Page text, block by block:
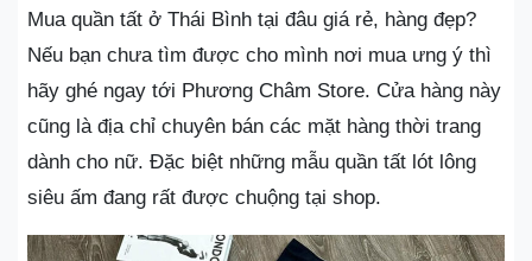
Mua quần tất ở Thái Bình tại đâu giá rẻ, hàng đẹp?
Nếu bạn chưa tìm được cho mình nơi mua ưng ý thì
hãy ghé ngay tới Phương Châm Store. Cửa hàng này
cũng là địa chỉ chuyên bán các mặt hàng thời trang
dành cho nữ. Đặc biệt những mẫu quần tất lót lông
siêu ấm đang rất được chuộng tại shop.